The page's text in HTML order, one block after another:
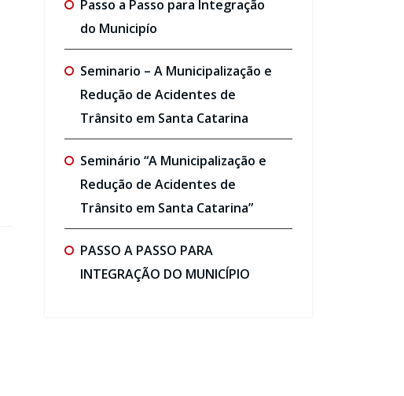
Passo a Passo para Integração
do Municipío
Seminario – A Municipalização e
Redução de Acidentes de
Trânsito em Santa Catarina
Seminário “A Municipalização e
Redução de Acidentes de
Trânsito em Santa Catarina”
PASSO A PASSO PARA
INTEGRAÇÃO DO MUNICÍPIO